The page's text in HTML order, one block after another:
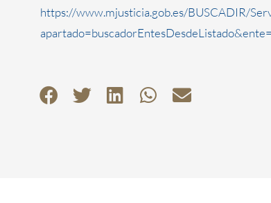
https://www.mjusticia.gob.es/BUSCADIR/